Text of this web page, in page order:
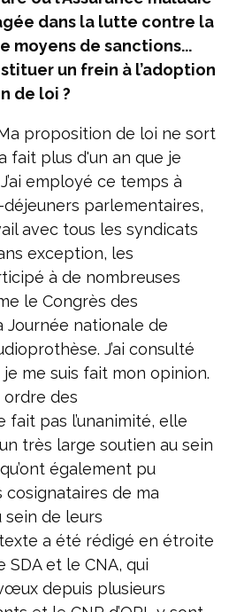
dans la lutte contre la
moyens de sanctions...
un frein à l’adoption
de loi ?
proposition de loi ne sort
fait plus d'un an que je
employé ce temps à
parlementaires,
avec tous les syndicats
exception, les
à de nombreuses
le Congrès des
Journée nationale de
J’ai consulté
me suis fait mon opinion.
ordre des
pas l’unanimité, elle
très large soutien au sein
également pu
de ma
de leurs
a été rédigé en étroite
et le CNA, qui
depuis plusieurs